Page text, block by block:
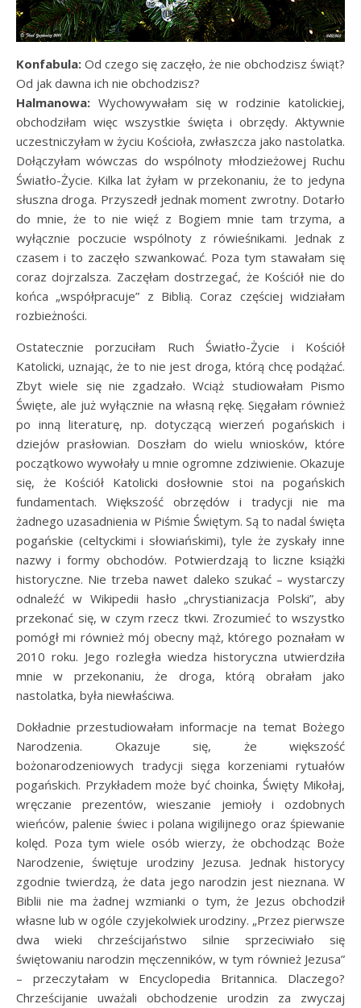
Konfabula: Od czego się zaczęło, że nie obchodzisz świąt?
Od jak dawna ich nie obchodzisz?
Halmanowa: Wychowywałam się w rodzinie katolickiej,
obchodziłam więc wszystkie święta i obrzędy. Aktywnie
uczestniczyłam w życiu Kościoła, zwłaszcza jako nastolatka.
Dołączyłam wówczas do wspólnoty młodzieżowej Ruchu
Światło-Życie. Kilka lat żyłam w przekonaniu, że to jedyna
słuszna droga. Przyszedł jednak moment zwrotny. Dotarło
do mnie, że to nie więź z Bogiem mnie tam trzyma, a
wyłącznie poczucie wspólnoty z rówieśnikami. Jednak z
czasem i to zaczęło szwankować. Poza tym stawałam się
coraz dojrzalsza. Zaczęłam dostrzegać, że Kościół nie do
końca „współpracuje” z Biblią. Coraz częściej widziałam
rozbieżności.
Ostatecznie porzuciłam Ruch Światło-Życie i Kościół
Katolicki, uznając, że to nie jest droga, którą chcę podążać.
Zbyt wiele się nie zgadzało. Wciąż studiowałam Pismo
Święte, ale już wyłącznie na własną rękę. Sięgałam również
po inną literaturę, np. dotyczącą wierzeń pogańskich i
dziejów prasłowian. Doszłam do wielu wniosków, które
początkowo wywołały u mnie ogromne zdziwienie. Okazuje
się, że Kościół Katolicki dosłownie stoi na pogańskich
fundamentach. Większość obrzędów i tradycji nie ma
żadnego uzasadnienia w Piśmie Świętym. Są to nadal święta
pogańskie (celtyckimi i słowiańskimi), tyle że zyskały inne
nazwy i formy obchodów. Potwierdzają to liczne książki
historyczne. Nie trzeba nawet daleko szukać – wystarczy
odnaleźć w Wikipedii hasło „chrystianizacja Polski”, aby
przekonać się, w czym rzecz tkwi. Zrozumieć to wszystko
pomógł mi również mój obecny mąż, którego poznałam w
2010 roku. Jego rozległa wiedza historyczna utwierdziła
mnie w przekonaniu, że droga, którą obrałam jako
nastolatka, była niewłaściwa.
Dokładnie przestudiowałam informacje na temat Bożego
Narodzenia. Okazuje się, że większość
bożonarodzeniowych tradycji sięga korzeniami rytuałów
pogańskich. Przykładem może być choinka, Święty Mikołaj,
wręczanie prezentów, wieszanie jemioły i ozdobnych
wieńców, palenie świec i polana wigilijnego oraz śpiewanie
kolęd. Poza tym wiele osób wierzy, że obchodząc Boże
Narodzenie, świętuje urodziny Jezusa. Jednak historycy
zgodnie twierdzą, że data jego narodzin jest nieznana. W
Biblii nie ma żadnej wzmianki o tym, że Jezus obchodził
własne lub w ogóle czyjekolwiek urodziny. „Przez pierwsze
dwa wieki chrześcijaństwo silnie sprzeciwiało się
świętowaniu narodzin męczenników, w tym również Jezusa”
– przeczytałam w Encyclopedia Britannica. Dlaczego?
Chrześcijanie uważali obchodzenie urodzin za zwyczaj